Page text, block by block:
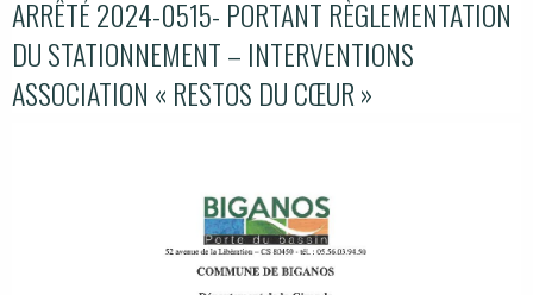
ARRÊTÉ 2024-0515- PORTANT RÈGLEMENTATION
DU STATIONNEMENT – INTERVENTIONS
ASSOCIATION « RESTOS DU CŒUR »